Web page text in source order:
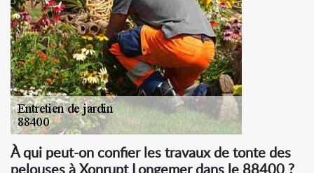
À qui peut-on confier les travaux de tonte des